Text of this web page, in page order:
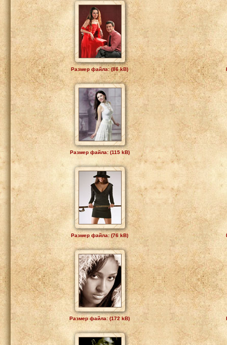
Размер файла: (86 kB)
Размер файла: (115 kB)
Размер файла: (76 kB)
Размер файла: (172 kB)